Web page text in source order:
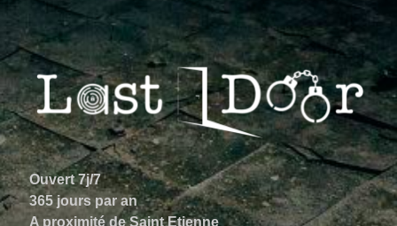
Ouvert 7j/7
365 jours par an
A proximité de Saint Etienne